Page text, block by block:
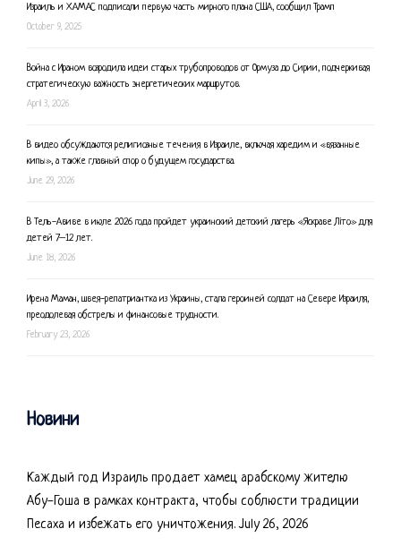
Израиль и ХАМАС подписали первую часть мирного плана США, сообщил Трамп
October 9, 2025
Война с Ираном возродила идеи старых трубопроводов от Ормуза до Сирии, подчеркивая
стратегическую важность энергетических маршрутов.
April 3, 2026
В видео обсуждаются религиозные течения в Израиле, включая харедим и «вязанные
кипы», а также главный спор о будущем государства.
June 29, 2026
В Тель-Авиве в июле 2026 года пройдет украинский детский лагерь «Яскраве Літо» для
детей 7–12 лет.
June 18, 2026
Ирена Маман, швея-репатриантка из Украины, стала героиней солдат на Севере Израиля,
преодолевая обстрелы и финансовые трудности.
February 23, 2026
Новини
Каждый год Израиль продает хамец арабскому жителю
Абу-Гоша в рамках контракта, чтобы соблюсти традиции
Песаха и избежать его уничтожения. July 26, 2026